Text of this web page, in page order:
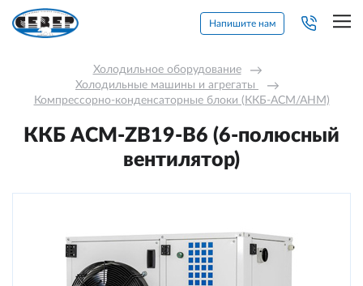
Напишите нам
Холодильное оборудование →
Холодильные машины и агрегаты →
Компрессорно-конденсаторные блоки (ККБ-АСМ/АНМ)
ККБ ACM-ZB19-В6 (6-полюсный
вентилятор)